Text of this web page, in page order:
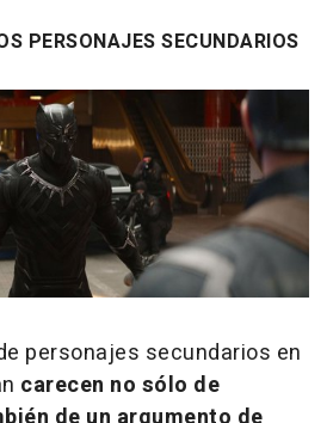
PERSONAJES SECUNDARIOS
personajes secundarios en
carecen no sólo de